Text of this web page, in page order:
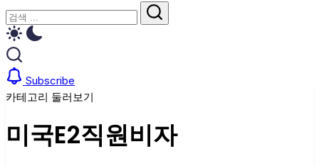
닫
기
검
색
검
Subscribe
카테고리 둘러보기
미국E2직원비자